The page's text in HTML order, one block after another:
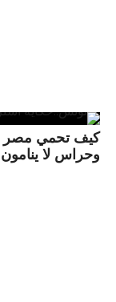
كيف تحمي مصر
وحراس لا ينامون